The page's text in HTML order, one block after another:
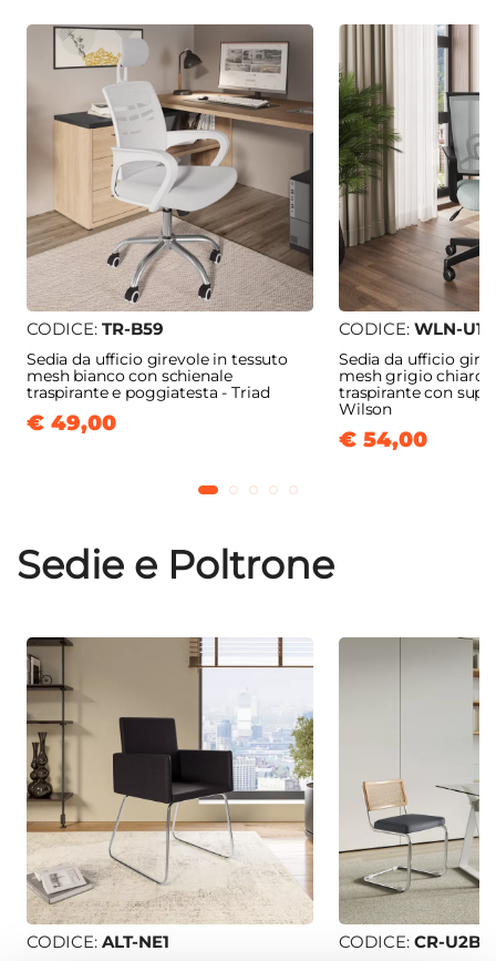
CODICE: TR-B59
Sedia da ufficio girevole in tessuto
mesh bianco con schienale
traspirante e poggiatesta - Triad
€ 49,00
CODICE: WLN-U1G
Sedia da ufficio
mesh grigio chiaro
traspirante con
Wilson
€ 54,00
Sedie e Poltrone
CODICE: ALT-NE1 CODICE: CR-U2B